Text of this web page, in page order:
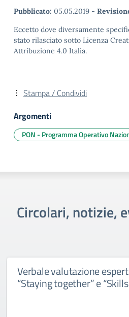
Pubblicato: 05.05.2019 -
Eccetto dove diversamente
stato rilasciato sotto Licenza
Attribuzione 4.0 Italia.
Stampa / Condividi
Argomenti
PON - Programma Operativo
Circolari, notizie,
Verbale valutazione
“Staying together” e